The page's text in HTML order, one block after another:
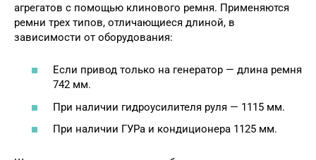
агрегатов с помощью клинового ремня. Применяются
ремни трех типов, отличающиеся длиной, в
зависимости от оборудования:
Если привод только на генератор — длина ремня
742 мм.
При наличии гидроусилителя руля — 1115 мм.
При наличии ГУРа и кондиционера 1125 мм.